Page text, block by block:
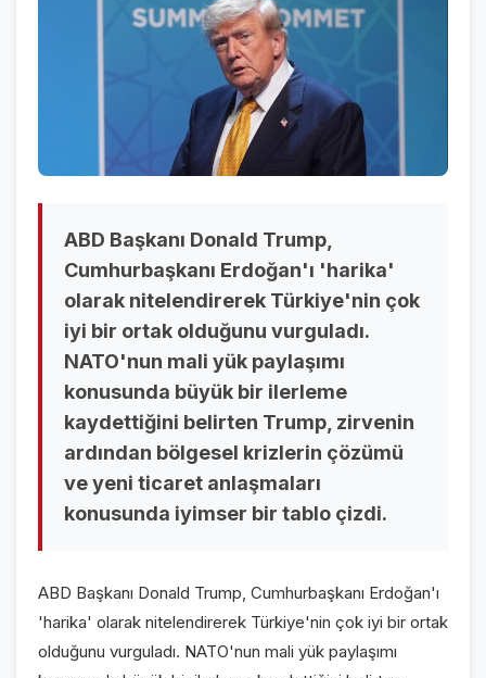
GALERİLER
VİDEO GALERİ
FOTO GALERİ
KURUMSAL
HAKKIMIZDA
ABD Başkanı Donald Trump,
Cumhurbaşkanı Erdoğan'ı 'harika'
olarak nitelendirerek Türkiye'nin çok
iyi bir ortak olduğunu vurguladı.
NATO'nun mali yük paylaşımı
konusunda büyük bir ilerleme
kaydettiğini belirten Trump, zirvenin
ardından bölgesel krizlerin çözümü
ve yeni ticaret anlaşmaları
konusunda iyimser bir tablo çizdi.
ABD Başkanı Donald Trump, Cumhurbaşkanı Erdoğan'ı
'harika' olarak nitelendirerek Türkiye'nin çok iyi bir ortak
olduğunu vurguladı. NATO'nun mali yük paylaşımı